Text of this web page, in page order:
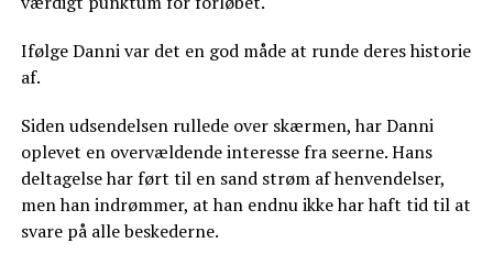
Ifølge Danni var det en god måde at runde deres historie
af.
Siden udsendelsen rullede over skærmen, har Danni
oplevet en overvældende interesse fra seerne. Hans
deltagelse har ført til en sand strøm af henvendelser,
men han indrømmer, at han endnu ikke har haft tid til at
svare på alle beskederne.